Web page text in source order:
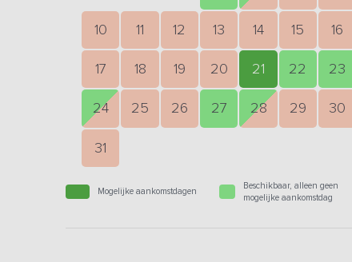
10 11 12 13 14 15 16
17 18 19 20 21 22 23
24 25 26 27 28 29 30
31
Mogelijke aankomstdagen
Beschikbaar, alleen geen
mogelijke aankomstdag